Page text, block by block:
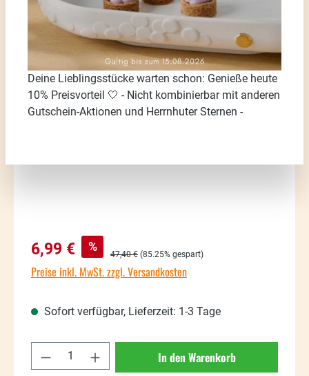
Bildergalerie überspringen
Verkaufspreis:
6,99 € % Regulärer Preis:
47,40 € (85.25% gespart)
Preise inkl. MwSt. zzgl. Versandkosten
Sofort verfügbar, Lieferzeit: 1-3 Tage
Produkt Anzahl: Gib den gewünschten
In den Warenkorb
Deine Lieblingsstücke warten schon: Genieße heute
10% Preisvorteil 🤍 - Nicht kombinierbar mit anderen
Gutschein-Aktionen und Herrnhuter Sternen -